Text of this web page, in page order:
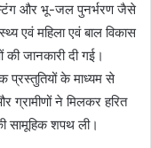
और भू-जल पुनर्भरण जैसे
एवं महिला एवं बाल विकास
की जानकारी दी गई।
प्रस्तुतियों के माध्यम से
ग्रामीणों ने मिलकर हरित
सामूहिक शपथ ली।